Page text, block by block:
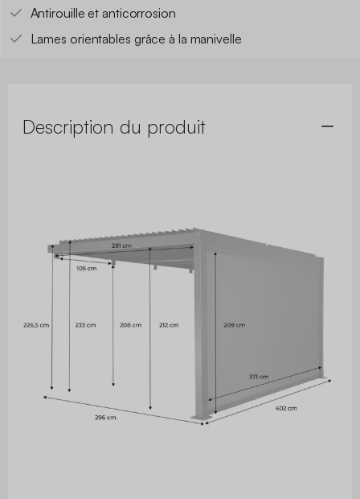
Antirouille et anticorrosion
Lames orientables grâce à la manivelle
Description du produit